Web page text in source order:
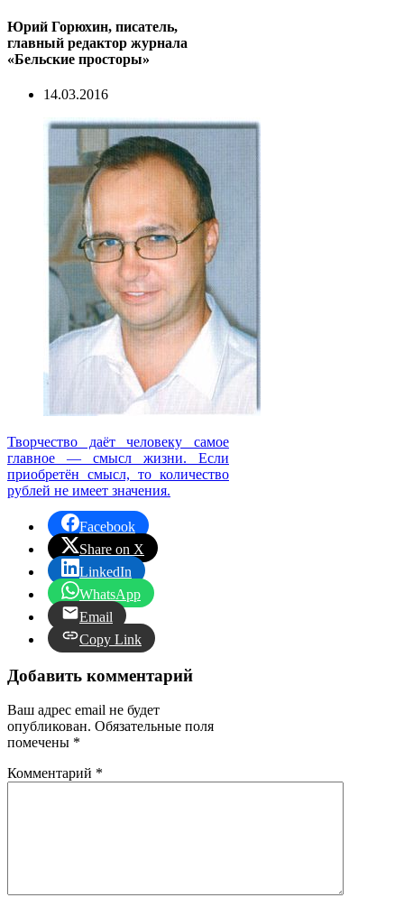
Юрий Горюхин, писатель,
главный редактор журнала
«Бельские просторы»
14.03.2016
Творчество даёт человеку самое
главное — смысл жизни. Если
приобретён смысл, то количество
рублей не имеет значения.
Facebook
Share on X
LinkedIn
WhatsApp
Email
Copy Link
Добавить комментарий
Ваш адрес email не будет
опубликован. Обязательные поля
помечены *
Комментарий *